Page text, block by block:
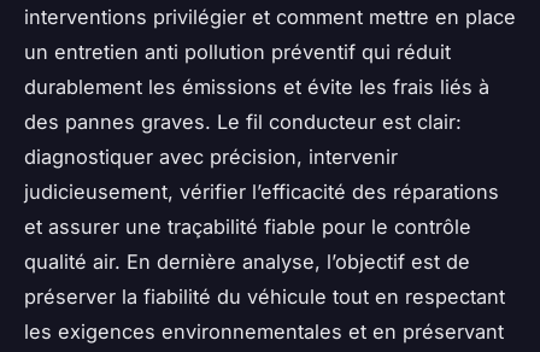
interventions privilégier et comment mettre en place
un entretien anti pollution préventif qui réduit
durablement les émissions et évite les frais liés à
des pannes graves. Le fil conducteur est clair:
diagnostiquer avec précision, intervenir
judicieusement, vérifier l’efficacité des réparations
et assurer une traçabilité fiable pour le contrôle
qualité air. En dernière analyse, l’objectif est de
préserver la fiabilité du véhicule tout en respectant
les exigences environnementales et en préservant